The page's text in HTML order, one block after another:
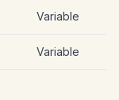
Variable
Variable